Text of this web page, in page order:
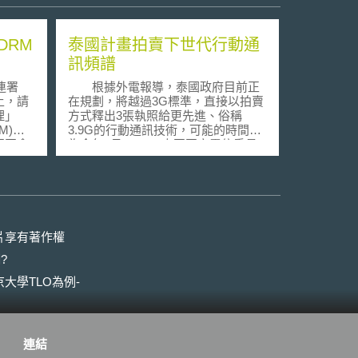
署
，請
之
會
保護
自
品間
電腦
Steve
同業
泰國計畫拍賣下世代行動通
訊頻譜
根據外電報導，泰國政府目前正
在規劃，將越過3G標準，直接以拍賣
方式釋出3張執照給更先進、俗稱
3.9G的行動通訊技術，可能的時間點
為今年9月。 泰國國家電信委員
會（National Telecommunications
釋出的頻段。 2.3GHz目前由國
營的電信業者TOT＆CAT與軍方使用
泰國政府預計於年底提出清空頻譜方
享有著作權
大學TLO為例-
連結